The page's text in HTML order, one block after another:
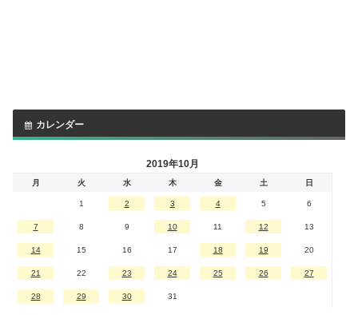
カレンダー
2019年10月
月 火 水 木 金 土 日
1 2 3 4 5 6
7 8 9 10 11 12 13
14 15 16 17 18 19 20
21 22 23 24 25 26 27
28 29 30 31